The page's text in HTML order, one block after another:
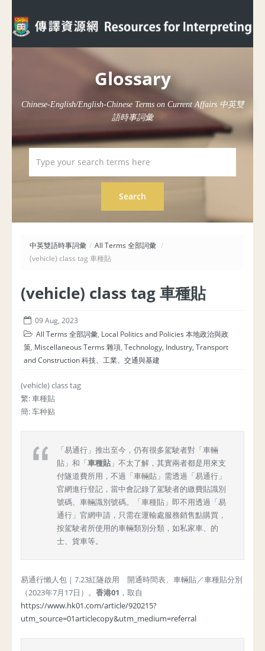
Glossary
Chinese-English/English-Chinese Terms on Current Affairs 中英雙
語時事詞彙
中英雙語時事詞彙 / All Terms 全部詞彙 /
(vehicle) class tag 車種貼
(vehicle) class tag 車種貼
09 Aug, 2023
All Terms 全部詞彙, Local Politics and Policies 本地政治與政
策, Miscellaneous Terms 雜項, Technology, Industry, Transport
and Construction 科技、工業、交通與基建
(vehicle) class tag
繁: 車種貼
簡: 车种贴
「易通行」推出至今，仍有很多駕駛者對「車輛
貼」和「車種貼 」不太了解，其實兩者都是用來支
付隧道費所用，不過「車輛貼」需透過「易通行」
官網進行登記，當中會記錄了駕駛者的繳費貼識別
號碼、車輛識別號碼。「車種貼」即不用透過「易
通行」官網申請，只需在運輸處服務銷售點購買，
按駕駛者所使用的車輛類別分類，如私家車、的
士、貨車等。
易通行懶人包｜7.23紅隧啟用 開通時間表、車輛貼／車種貼分別
（2023年7月17日）。 香港01 ，取自
https://www.hk01.com/article/920215?
utm_source=01articlecopy&utm_medium=referral